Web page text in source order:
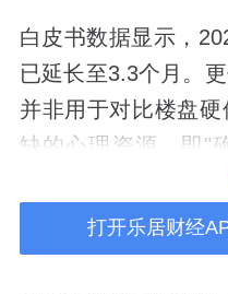
白皮书数据显示，
已延长至3.3个月。
并非用于对比楼盘
缺的心理资源，即"
牌、地段、户型等
绪体验已成为促成置
打开乐居财经